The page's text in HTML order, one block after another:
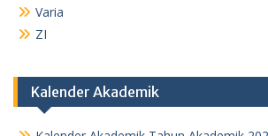
Varia
ZI
Kalender Akademik